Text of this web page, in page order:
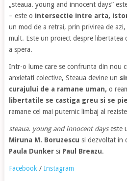
„steaua. young and innocent days”
– este o intersectie intre arta,
un mod de a retrai, prin privirea de azi,
mult. Este un proiect despre libertatea
a spera.
Intr-o lume care se confrunta din nou
anxietati colective, Steaua devine un
curajului de a ramane uman, o
libertatile se castiga greu si se
ramane cel mai puternic limbaj al
steaua. young and innocent dayseste
Miruna M. Boruzescu si dezvoltat in
Paula Dunker si Paul Breazu.
Facebook/ Instagram